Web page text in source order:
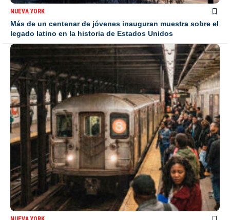
NUEVA YORK
Más de un centenar de jóvenes inauguran muestra sobre el
legado latino en la historia de Estados Unidos